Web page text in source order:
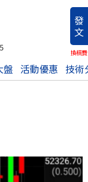
發
文
換稿費
盤 活動優惠 技術